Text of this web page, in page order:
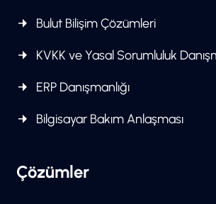
Bulut Bilişim Çözümleri
KVKK ve Yasal Sorumluluk
ERP Danışmanlığı
Bilgisayar Bakım Anlaşması
Çözümler